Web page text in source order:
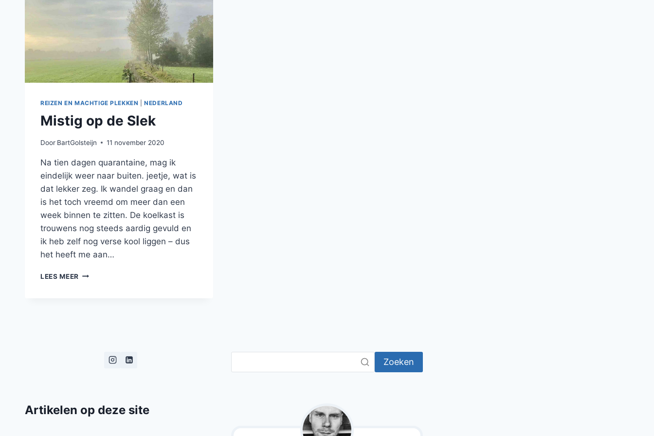
REIZEN EN MACHTIGE PLEKKEN |NEDERLAND
Mistig op de Slek
Door BartGolsteijn 11 november 2020
Na tien dagen quarantaine, mag ik
eindelijk weer naar buiten. jeetje, wat is
dat lekker zeg. Ik wandel graag en dan
is het toch vreemd om meer dan een
week binnen te zitten. De koelkast is
trouwens nog steeds aardig gevuld en
ik heb zelf nog verse kool liggen – dus
het heeft me aan…
LEES MEER MISTIG
Zoeken
Artikelen op deze site